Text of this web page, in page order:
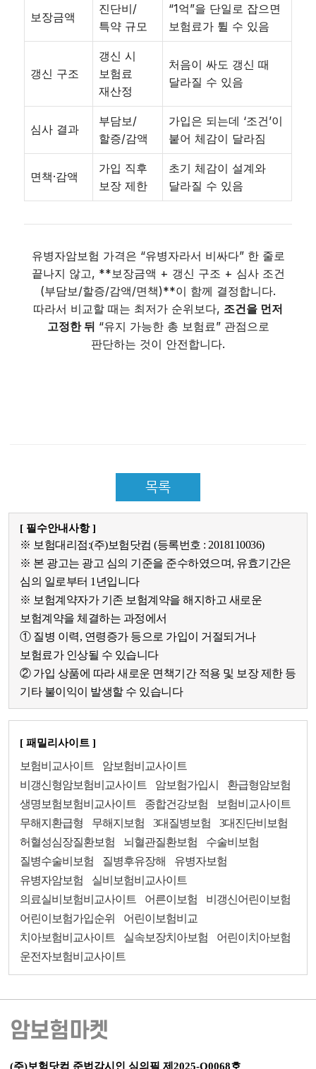
보장금액
진단비/
특약 규모
“1억”을 단일로 잡으면
보험료가 튈 수 있음
갱신 구조
갱신 시
보험료
재산정
처음이 싸도 갱신 때
달라질 수 있음
심사 결과
부담보/
할증/감액
가입은 되는데 ‘조건’이
붙어 체감이 달라짐
면책·감액
가입 직후
보장 제한
초기 체감이 설계와
달라질 수 있음
유병자암보험 가격은 “유병자라서 비싸다” 한 줄로
끝나지 않고, **보장금액 + 갱신 구조 + 심사 조건
(부담보/할증/감액/면책)**이 함께 결정합니다.
따라서 비교할 때는 최저가 순위보다, 조건을 먼저
고정한 뒤 “유지 가능한 총 보험료” 관점으로
판단하는 것이 안전합니다.
목록
[ 필수안내사항 ]
※ 보험대리점:(주)보험닷컴 (등록번호 : 2018110036)
※ 본 광고는 광고 심의 기준을 준수하였으며, 유효기간은
심의 일로부터 1년입니다
※ 보험계약자가 기존 보험계약을 해지하고 새로운
보험계약을 체결하는 과정에서
① 질병 이력, 연령증가 등으로 가입이 거절되거나
보험료가 인상될 수 있습니다
② 가입 상품에 따라 새로운 면책기간 적용 및 보장 제한 등
기타 불이익이 발생할 수 있습니다
[ 패밀리사이트 ]
보험비교사이트
암보험비교사이트
비갱신형암보험비교사이트
암보험가입시
환급형암보험
생명보험보험비교사이트
종합건강보험
보험비교사이트
무해지환급형
무해지보험 3대질병보험
3대진단비보험
허혈성심장질환보험
뇌혈관질환보험
수술비보험
질병수술비보험
질병후유장해
유병자보험
유병자암보험
실비보험비교사이트
의료실비보험비교사이트
어른이보험
비갱신어린이보험
어린이보험가입순위
어린이보험비교
치아보험비교사이트
실속보장치아보험
어린이치아보험
운전자보험비교사이트
암보험마켓
(주)보험닷컴 준법감시인 심의필 제2025-Q0068호